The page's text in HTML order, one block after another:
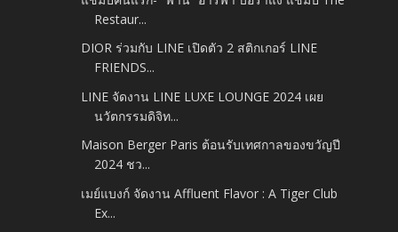
Restaur...
DIOR ร่วมกับ LINE เปิดตัว 2 สติกเกอร์ LINE
FRIENDS...
LINE จัดงาน LINE LUXE LOUNGE 2024 เผย
นวัตกรรมดิจิท...
Maison Berger Paris ต้อนรับเทศกาลของขวัญปี
2024 ชว...
เมย์แบงก์ จัดงาน Affluent Flavor : A Tiger Club
Ex...